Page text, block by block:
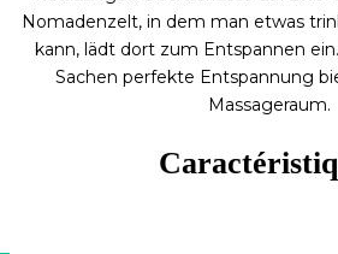
Nomadenzelt, in dem man etwas
kann, lädt dort zum Entspannen
Sachen perfekte Entspannung
Massageraum.